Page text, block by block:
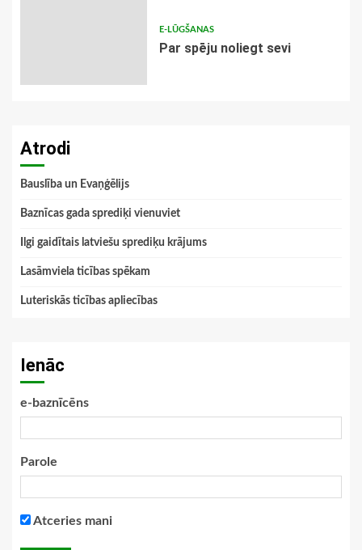
E-LŪGŠANAS
Par spēju noliegt sevi
Atrodi
Bauslība un Evaņģēlijs
Baznīcas gada sprediķi vienuviet
Ilgi gaidītais latviešu sprediķu krājums
Lasāmviela ticības spēkam
Luteriskās ticības apliecības
Ienāc
e-baznīcēns
Parole
Atceries mani